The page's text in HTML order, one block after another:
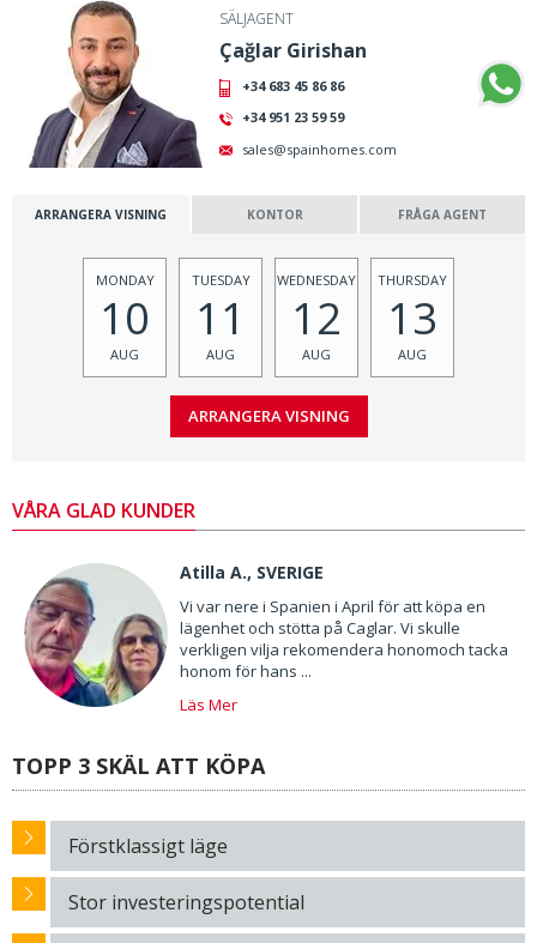
SÄLJAGENT
Çağlar Girishan
+34 683 45 86 86
+34 951 23 59 59
sales@spainhomes.com
ARRANGERA VISNING KONTOR FRÅGA AGENT
MONDAY
10
AUG
TUESDAY
11
AUG
WEDNESDAY
12
AUG
THURSDAY
13
AUG
VÅRA GLAD KUNDER
Atilla A., SVERIGE
Vi var nere i Spanien i April för att köpa en
lägenhet och stötta på Caglar. Vi skulle
verkligen vilja rekomendera honomoch tacka
honom för hans ...
Läs Mer
TOPP 3 SKÄL ATT KÖPA
Förstklassigt läge
Stor investeringspotential